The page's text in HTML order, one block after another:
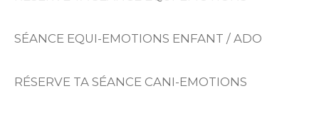
SÉANCE EQUI-EMOTIONS ENFANT / ADO
RÉSERVE TA SÉANCE CANI-EMOTIONS